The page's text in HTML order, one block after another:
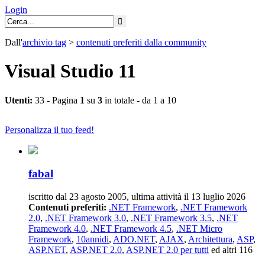
Login
Dall'archivio tag > contenuti preferiti dalla community
Visual Studio 11
Utenti: 33 - Pagina 1 su 3 in totale - da 1 a 10
Personalizza il tuo feed!
fabal
iscritto dal 23 agosto 2005, ultima attività il 13 luglio 2026
Contenuti preferiti: .NET Framework, .NET Framework
2.0, .NET Framework 3.0, .NET Framework 3.5, .NET
Framework 4.0, .NET Framework 4.5, .NET Micro
Framework, 10annidi, ADO.NET, AJAX, Architettura, ASP,
ASP.NET, ASP.NET 2.0, ASP.NET 2.0 per tutti ed altri 116